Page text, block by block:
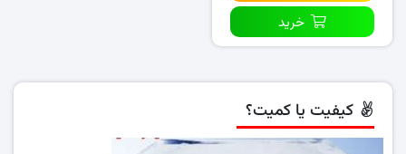
خرید
کیفیت یا کمیت؟